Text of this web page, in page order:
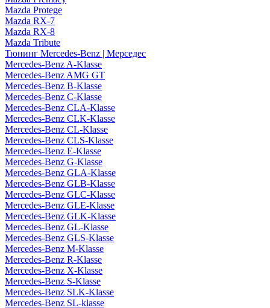
Mazda Protege
Mazda RX-7
Mazda RX-8
Mazda Tribute
Тюнинг Mercedes-Benz | Мерседес
Mercedes-Benz A-Klasse
Mercedes-Benz AMG GT
Mercedes-Benz B-Klasse
Mercedes-Benz C-Klasse
Mercedes-Benz CLA-Klasse
Mercedes-Benz CLK-Klasse
Mercedes-Benz CL-Klasse
Mercedes-Benz CLS-Klasse
Mercedes-Benz E-Klasse
Mercedes-Benz G-Klasse
Mercedes-Benz GLA-Klasse
Mercedes-Benz GLB-Klasse
Mercedes-Benz GLC-Klasse
Mercedes-Benz GLE-Klasse
Mercedes-Benz GLK-Klasse
Mercedes-Benz GL-Klasse
Mercedes-Benz GLS-Klasse
Mercedes-Benz M-Klasse
Mercedes-Benz R-Klasse
Mercedes-Benz X-Klasse
Mercedes-Benz S-Klasse
Mercedes-Benz SLK-Klasse
Mercedes-Benz SL-klasse